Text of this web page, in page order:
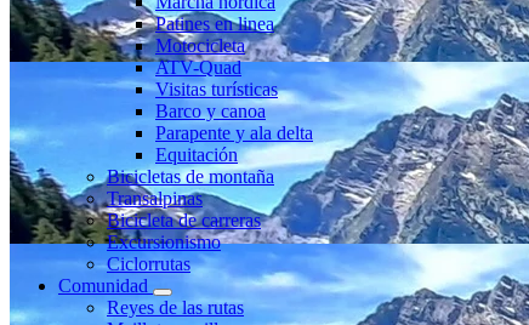
Patines en linea
Motocicleta
ATV-Quad
Visitas turísticas
Barco y canoa
Parapente y ala delta
Equitación
Bicicletas de montaña
Transalpinas
Bicicleta de carreras
Excursionismo
Ciclorrutas
Comunidad
Reyes de las rutas